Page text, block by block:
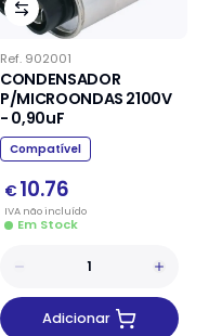
Ref. 902001
CONDENSADOR
P/MICROONDAS 2100V
- 0,90uF
Compatível
€ 10.76
IVA nãoincluído
Em Stock
Adicionar